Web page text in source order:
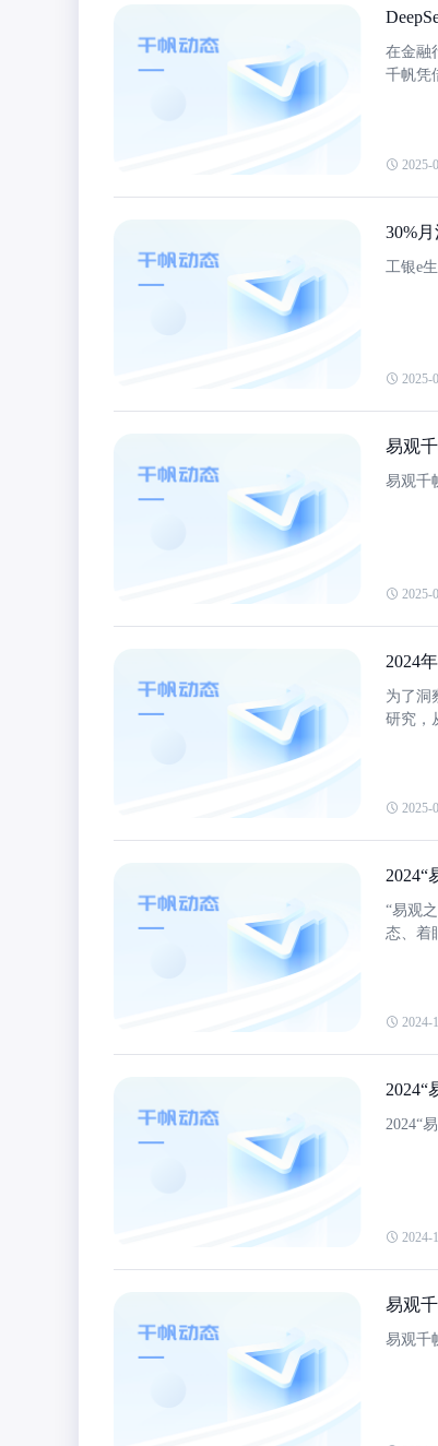
在金融
千帆凭
2025-
30%
工银e
2025-
易观
易观千
2025-
2024
为了洞
研究，
2025-
2024“
“易观
态、着
2024-
2024“
2024-
易观
易观千